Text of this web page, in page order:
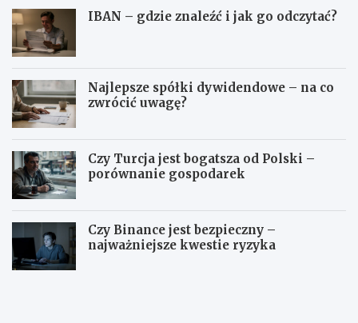
IBAN – gdzie znaleźć i jak go odczytać?
Najlepsze spółki dywidendowe – na co
zwrócić uwagę?
Czy Turcja jest bogatsza od Polski –
porównanie gospodarek
Czy Binance jest bezpieczny –
najważniejsze kwestie ryzyka
I
N